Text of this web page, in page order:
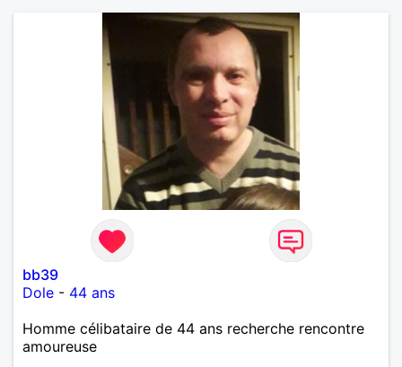
autant être trop locace. Je suis bourré de qualités
avec très peu de défauts. Je suis altruiste,
bienveillant, empathique, attentionné, honnête,
respectueux, doux de caractère et compréhensif : je
laisse « glisser » beaucoup de choses. Mais ne vous
m’éprenez pas Mesdames, si une personne que
j’aime me trahit une fois, il n’y aura pas de seconde
chance et je l’effacerai à « vitam eternam ».
Néanmoins, je suis un tout petit peu maniaque ainsi
qu’impatient. J’essaye de faire des efforts. Rien de
bien dramatique ! Du moins je le pense……Je suis un
homme facile à vivre. À vous si vous le souhaitez,
d’apprendre à me connaître davantage. J’en serai
ravi….A très bientôt je l’espère.
bb39
Dole - 44 ans
Homme célibataire de 44 ans recherche rencontre
amoureuse